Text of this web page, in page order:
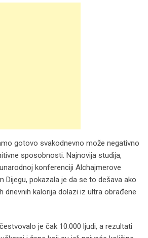
gotovo svakodnevno može negativno
sposobnosti. Najnovija studija,
konferenciji Alchajmerove
Dijegu, pokazala je da se to dešava ako
dnevnih kalorija dolazi iz ultra obrađene
je čak 10.000 ljudi, a rezultati